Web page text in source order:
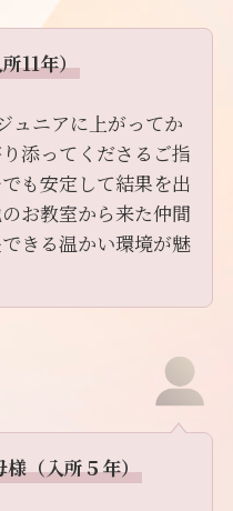
11年）
ュニアに上がってか
添ってくださるご指
も安定して結果を出
お教室から来た仲間
きる温かい環境が魅
（入所５年）